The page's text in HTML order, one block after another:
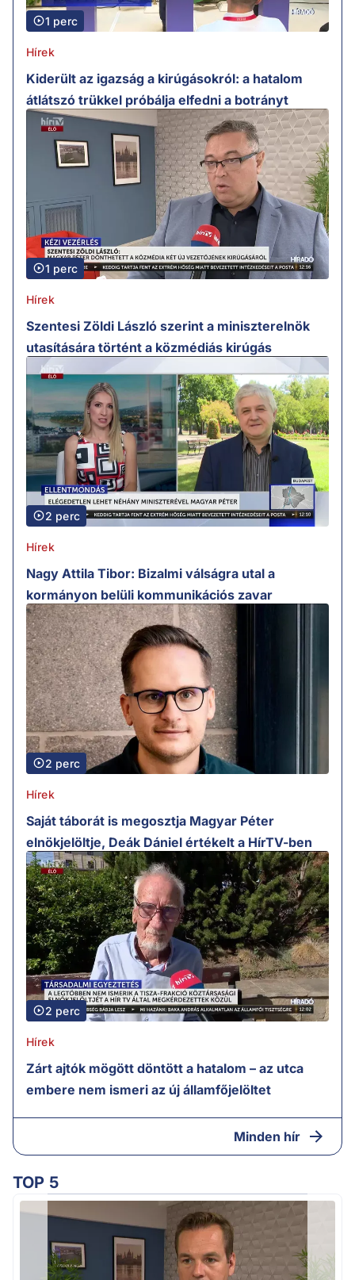
1 perc
Hírek
Kiderült az igazság a kirúgásokról: a hatalom
átlátszó trükkel próbálja elfedni a botrányt
1 perc
Hírek
Szentesi Zöldi László szerint a miniszterelnök
utasítására történt a közmédiás kirúgás
2 perc
Hírek
Nagy Attila Tibor: Bizalmi válságra utal a
kormányon belüli kommunikációs zavar
2 perc
Hírek
Saját táborát is megosztja Magyar Péter
elnökjelöltje, Deák Dániel értékelt a HírTV-ben
2 perc
Hírek
Zárt ajtók mögött döntött a hatalom – az utca
embere nem ismeri az új államfőjelöltet
Minden hír
TOP 5